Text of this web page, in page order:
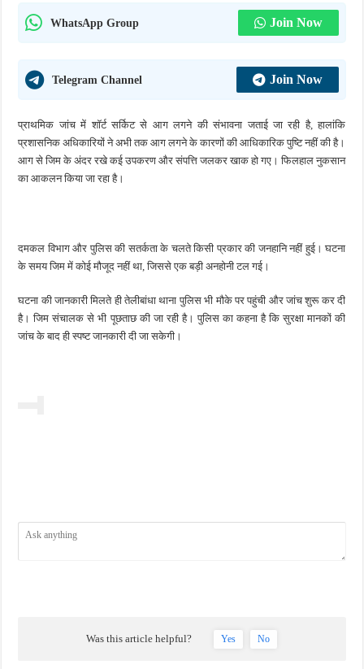
WhatsApp Group Join Now
Telegram Channel Join Now
प्राथमिक जांच में शॉर्ट सर्किट से आग लगने की संभावना जताई जा रही है, हालांकि
प्रशासनिक अधिकारियों ने अभी तक आग लगने के कारणों की आधिकारिक पुष्टि नहीं की है।
आग से जिम के अंदर रखे कई उपकरण और संपत्ति जलकर खाक हो गए। फिलहाल नुकसान
का आकलन किया जा रहा है।
दमकल विभाग और पुलिस की सतर्कता के चलते किसी प्रकार की जनहानि नहीं हुई। घटना
के समय जिम में कोई मौजूद नहीं था, जिससे एक बड़ी अनहोनी टल गई।
घटना की जानकारी मिलते ही तेलीबांधा थाना पुलिस भी मौके पर पहुंची और जांच शुरू कर दी
है। जिम संचालक से भी पूछताछ की जा रही है। पुलिस का कहना है कि सुरक्षा मानकों की
जांच के बाद ही स्पष्ट जानकारी दी जा सकेगी।
Was this article helpful? Yes No